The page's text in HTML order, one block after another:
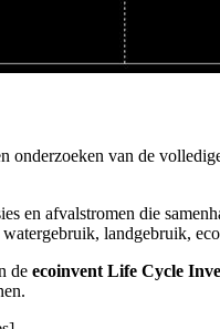
van de
en afvalstromen die
landgebruik,
de ecoinvent Life Cycle